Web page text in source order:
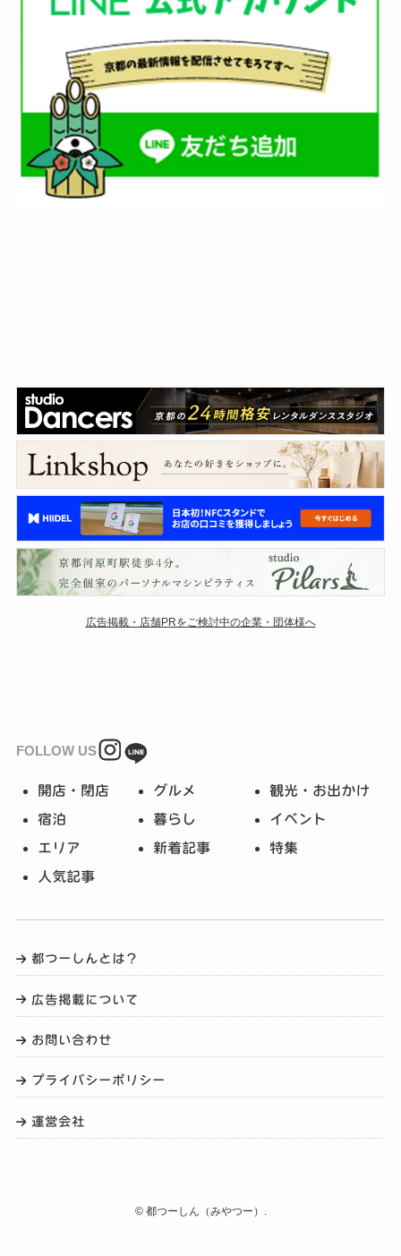
広告掲載・店舗PRをご検討中の企業・団体様へ
FOLLOW US
開店・閉店 グルメ 観光・お出かけ
宿泊 暮らし イベント
エリア 新着記事 特集
人気記事
都つーしんとは？
広告掲載について
お問い合わせ
プライバシーポリシー
運営会社
©都つーしん（みやつー）.